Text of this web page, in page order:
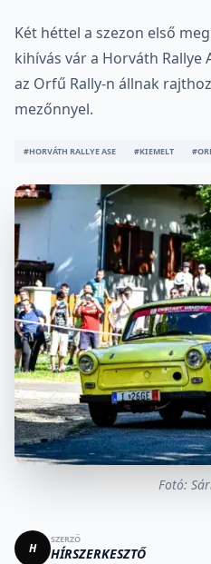
Két héttel a szezon első
kihívás vár a Horváth Rallye
az Orfű Rally-n állnak
mezőnnyel.
#HORVÁTH RALLYE ASE #KIEMELT
Fotó:
H
SZERZŐ
HÍRSZERKESZTŐ